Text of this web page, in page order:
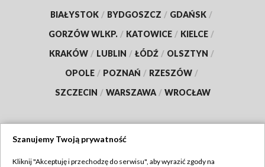
BIAŁYSTOK / BYDGOSZCZ / GDAŃSK /
GORZÓW WLKP. / KATOWICE / KIELCE /
KRAKÓW / LUBLIN / ŁÓDŹ / OLSZTYN /
OPOLE / POZNAŃ / RZESZÓW /
SZCZECIN / WARSZAWA / WROCŁAW
Szanujemy Twoją prywatność
Kliknij "Akceptuję i przechodzę do serwisu", aby wyrazić zgody na